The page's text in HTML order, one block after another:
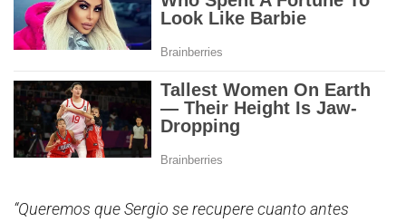
“Queremos que Sergio se recupere cuanto antes